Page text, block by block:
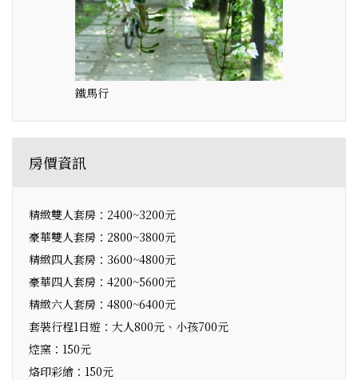
鐵馬行
房價資訊
精緻雙人套房：2400~3200元
豪華雙人套房：2800~3800元
精緻四人套房：3600~4800元
豪華四人套房：4200~5600元
精緻六人套房：4800~6400元
套裝行程1日遊：大人800元、小孩700元
焢窯：150元
烙印彩繪：150元